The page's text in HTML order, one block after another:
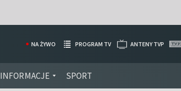
INFORMACJE SPORT
NA ŻYWO PROGRAM TV ANTENY TVP